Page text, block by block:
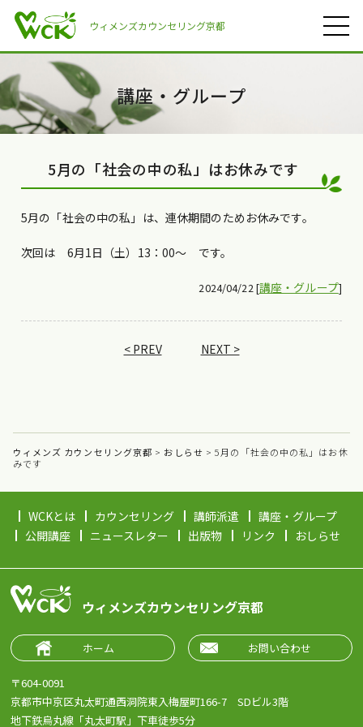
ウィメンズカウンセリング京都
講座・グループ
5月の「社会の中の私」はお休みです
5月の「社会の中の私」は、連休期間のためお休みです。
次回は 6月1日（土）13：00〜 です。
2024/04/22 [講座・グループ]
< PREV NEXT >
ウィメンズ カウンセリング京都 > おしらせ >5月の「社会の中の私」はお休
みです
WCKとは カウンセリング 講師派遣
講座・グループ
公開講座
ニュースレター 出版物 リンク おしらせ
ウィメンズカウンセリング京都
ホーム お問い合わせ
〒604-0091
京都市中京区丸太町通西洞院東入梅屋町166-7 SDビル3階
地下鉄烏丸線「丸太町駅」下車徒歩5分